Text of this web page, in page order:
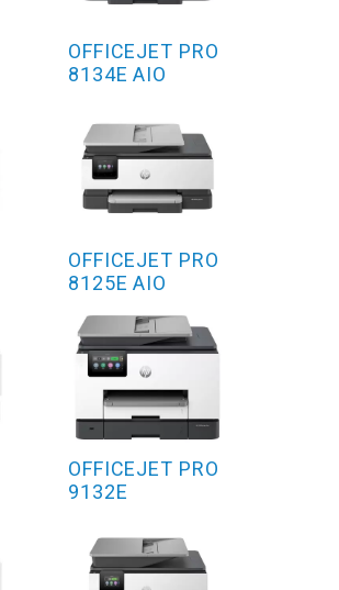
OFFICEJET PRO
8134E AIO
OFFICEJET PRO
8125E AIO
OFFICEJET PRO
9132E